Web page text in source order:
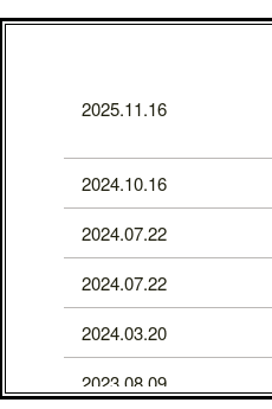
2025.11.16
2024.10.16
2024.07.22
2024.07.22
2024.03.20
2023.08.09